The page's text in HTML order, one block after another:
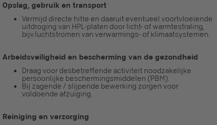
Opslag, gebruik en transport
Vermijd directe hitte en daaruit eventueel voortvloeiende
uitdroging van HPL-platen door licht- of warmtestraling,
bijv.luchtstromen van verwarmings- of klimaatsystemen.
Arbeidsveiligheid en bescherming van de gezondheid
Draag voor desbetreffende activiteit noodzakelijke
persoonlijke beschermingsmiddelen (PBM).
Bij zagende / slijpende bewerking zorgen voor
voldoende afzuiging.
Reiniging en verzorging